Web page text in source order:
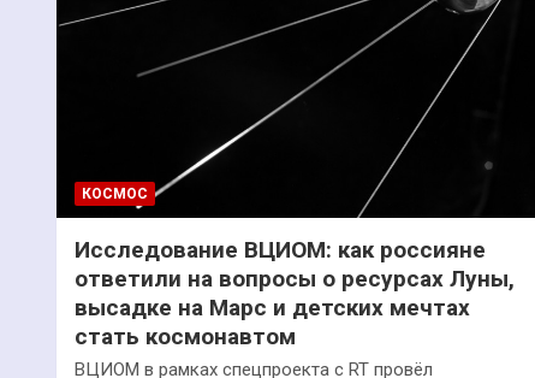
КОСМОС
Исследование ВЦИОМ: как россияне
ответили на вопросы о ресурсах Луны,
высадке на Марс и детских мечтах
стать космонавтом
ВЦИОМ в рамках спецпроекта с RT провёл